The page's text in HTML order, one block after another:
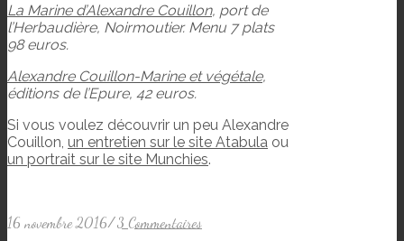
La Marine d’Alexandre Couillon, port de
l’Herbaudière, Noirmoutier. Menu 7 plats
98 euros.
Alexandre Couillon-Marine et végétale,
éditions de l’Epure, 42 euros.
Si vous voulez découvrir un peu Alexandre
Couillon, un entretien sur le site Atabula ou
un portrait sur le site Munchies.
16 novembre 2016/3 Commentaires